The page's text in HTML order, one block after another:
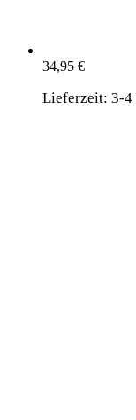
34,95 €
Lieferzeit: 3-4